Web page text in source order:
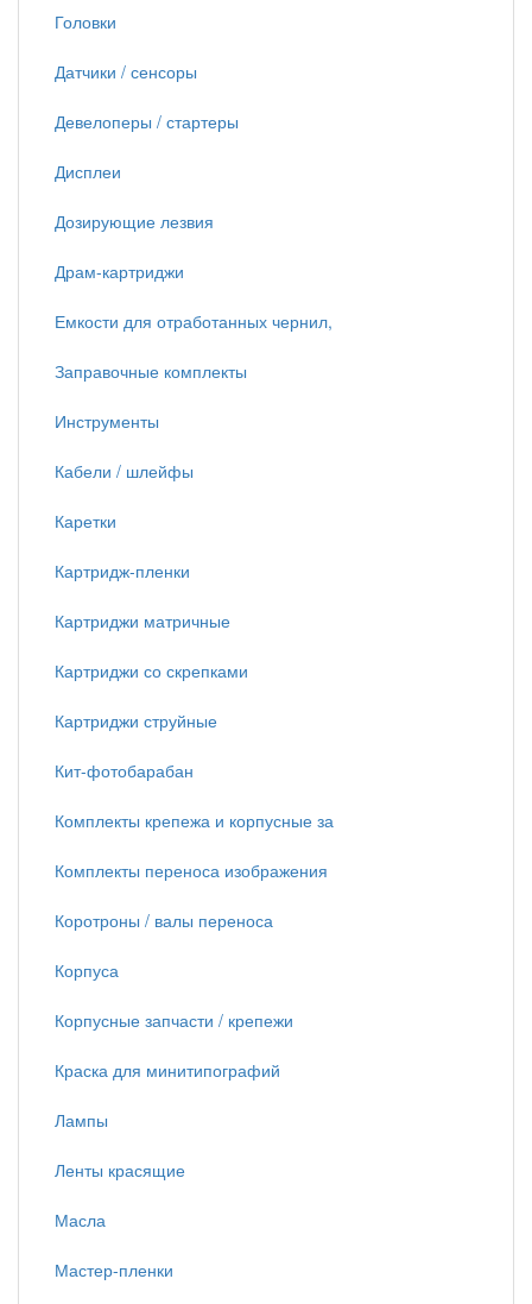
Головки
Датчики / сенсоры
Девелоперы / стартеры
Дисплеи
Дозирующие лезвия
Драм-картриджи
Емкости для отработанных чернил,
Заправочные комплекты
Инструменты
Кабели / шлейфы
Каретки
Картридж-пленки
Картриджи матричные
Картриджи со скрепками
Картриджи струйные
Кит-фотобарабан
Комплекты крепежа и корпусные за
Комплекты переноса изображения
Коротроны / валы переноса
Корпуса
Корпусные запчасти / крепежи
Краска для минитипографий
Лампы
Ленты красящие
Масла
Мастер-пленки